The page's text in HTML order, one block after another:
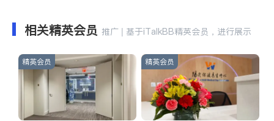
相关精英会员 推广 | 基于iTalkBB精英会员，进行展示
精英会员 精英会员